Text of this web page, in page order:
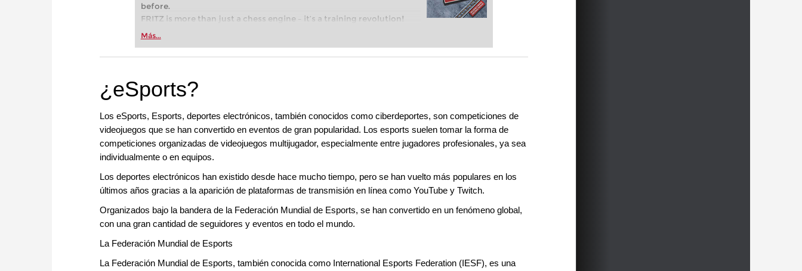
before.
FRITZ is more than just a chess engine – it’s a training revolution!
Whether you’re taking your first steps into the world of club chess,
more efficiently, intelligently and with a more personalised
Más...
¿eSports?
Los eSports, Esports, deportes electrónicos, también conocidos como ciberdeportes, son competiciones de
videojuegos que se han convertido en eventos de gran popularidad. Los esports suelen tomar la forma de
competiciones organizadas de videojuegos multijugador, especialmente entre jugadores profesionales, ya sea
individualmente o en equipos.
Los deportes electrónicos han existido desde hace mucho tiempo, pero se han vuelto más populares en los
últimos años gracias a la aparición de plataformas de transmisión en línea como YouTube y Twitch.
Organizados bajo la bandera de la Federación Mundial de Esports, se han convertido en un fenómeno global,
con una gran cantidad de seguidores y eventos en todo el mundo.
La Federación Mundial de Esports
La Federación Mundial de Esports, también conocida como International Esports Federation (IESF), es una